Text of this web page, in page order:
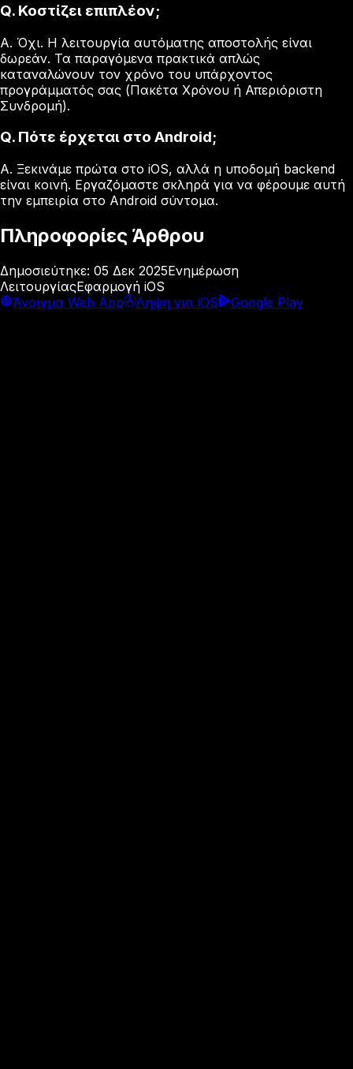
Q. Κοστίζει επιπλέον;
A. Όχι. Η λειτουργία αυτόματης αποστολής είναι
δωρεάν. Τα παραγόμενα πρακτικά απλώς
καταναλώνουν τον χρόνο του υπάρχοντος
προγράμματός σας (Πακέτα Χρόνου ή Απεριόριστη
Συνδρομή).
Q. Πότε έρχεται στο Android;
A. Ξεκινάμε πρώτα στο iOS, αλλά η υποδομή backend
είναι κοινή. Εργαζόμαστε σκληρά για να φέρουμε αυτή
την εμπειρία στο Android σύντομα.
Πληροφορίες Άρθρου
Δημοσιεύτηκε: 05 Δεκ 2025Ενημέρωση
ΛειτουργίαςΕφαρμογή iOS
Άνοιγμα Web App
Λήψη για iOS Google Play